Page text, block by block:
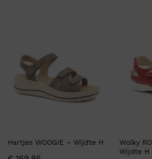
Hartjes WOOGIE – Wijdte H
Wolky
Wijdte H